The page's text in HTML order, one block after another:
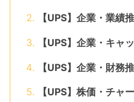
【UPS】企業・業績
【UPS】企業・キャ
【UPS】企業・財務
【UPS】株価・チ